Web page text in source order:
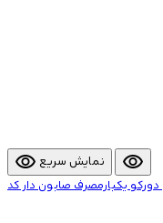
visibility نمایش سریع visibility